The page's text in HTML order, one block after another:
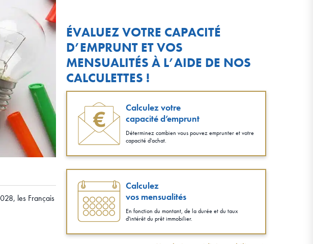
les Français
ÉVALUEZ VOTRE CAPACITÉ
D’EMPRUNT ET VOS
MENSUALITÉS À L’AIDE DE NOS
CALCULETTES !
Calculez votre
capacité d’emprunt
Déterminez combien vous pouvez emprunter et votre
capacité d'achat.
Calculez
vos mensualités
En fonction du montant, de la durée et du taux
d'intérêt du prêt immobilier.